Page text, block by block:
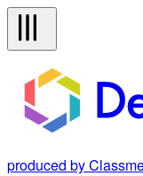
produced by